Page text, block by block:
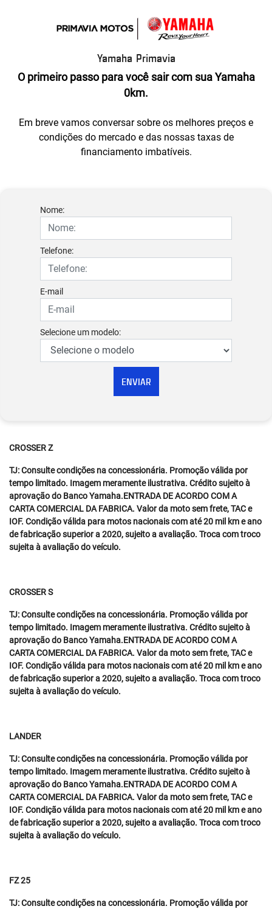
Yamaha Primavia
O primeiro passo para você sair com sua Yamaha
0km.
Em breve vamos conversar sobre os melhores preços e
condições do mercado e das nossas taxas de
financiamento imbatíveis.
Nome:
Telefone:
E-mail
Selecione um modelo:
ENVIAR
CROSSER Z
TJ: Consulte condições na concessionária. Promoção válida por
tempo limitado. Imagem meramente ilustrativa. Crédito sujeito à
aprovação do Banco Yamaha.ENTRADA DE ACORDO COM A
CARTA COMERCIAL DA FABRICA. Valor da moto sem frete, TAC e
IOF. Condição válida para motos nacionais com até 20 mil km e ano
de fabricação superior a 2020, sujeito a avaliação. Troca com troco
sujeita à avaliação do veículo.
CROSSER S
TJ: Consulte condições na concessionária. Promoção válida por
tempo limitado. Imagem meramente ilustrativa. Crédito sujeito à
aprovação do Banco Yamaha.ENTRADA DE ACORDO COM A
CARTA COMERCIAL DA FABRICA. Valor da moto sem frete, TAC e
IOF. Condição válida para motos nacionais com até 20 mil km e ano
de fabricação superior a 2020, sujeito a avaliação. Troca com troco
sujeita à avaliação do veículo.
LANDER
TJ: Consulte condições na concessionária. Promoção válida por
tempo limitado. Imagem meramente ilustrativa. Crédito sujeito à
aprovação do Banco Yamaha.ENTRADA DE ACORDO COM A
CARTA COMERCIAL DA FABRICA. Valor da moto sem frete, TAC e
IOF. Condição válida para motos nacionais com até 20 mil km e ano
de fabricação superior a 2020, sujeito a avaliação. Troca com troco
sujeita à avaliação do veículo.
FZ 25
TJ: Consulte condições na concessionária. Promoção válida por